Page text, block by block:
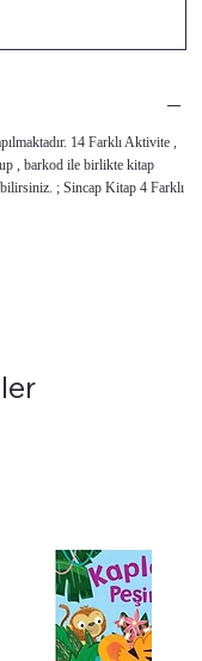
14 Farklı Aktivite ,
, barkod ile birlikte kitap
; Sincap Kitap 4 Farklı